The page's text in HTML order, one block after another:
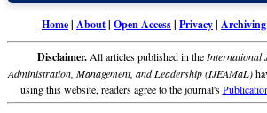
Home| About| Open Access| Privacy| Archiving
Disclaimer.All articles published in the International
Administration, Management, and Leadership (IJEAMaL)
using this website, readers agree to the journal's